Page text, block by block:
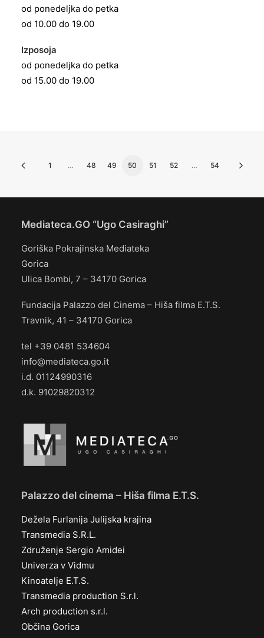
od ponedeljka do petka
od 10.00 do 19.00
Izposoja
od ponedeljka do petka
od 15.00 do 19.00
1 … 48 49 50 51 52 … 54
Mediateca.GO “Ugo Casiraghi”
Goriška Pokrajinska Mediateka
Gorica
Ulica Bombi, 7 – 34170 Gorica
Fundacija Palazzo del Cinema – Hiša filma E.T.S.
Travnik, 41 – 34170 Gorica
tel +39 0481 534604
info@mediateca.go.it
i.d. 01124990316
d.k. 91029820312
Palazzo del cinema – Hiša filma E.T.S.
Dežela Furlanija Julijska krajina
Transmedia S.R.L.
Združenje Sergio Amidei
Univerza v Vidmu
Kinoatelje E.T.S.
Transmedia production S.r.l.
Arch production s.r.l.
Občina Gorica